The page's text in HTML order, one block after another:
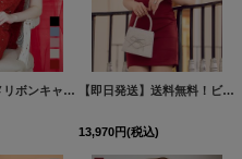
送料無料！ラメリボンキャミソールドレス/ノースリーブ/ビジュー/谷間見せ/背中見せ/ミニドレス/キャバドレス【XS-XLサイズ/5カラー】[OF03]【一部予約商品/9月上旬発送予定】 【即日発送】送料無料！ビジュー/キャミソール/谷間見せ/カシュクール/無地/ストレッチ生地/タイト/ミニドレス/キャバドレス【S-Mサイズ/2カラー】[OF03]【YN】dzwuCAS
13,970円(税込)